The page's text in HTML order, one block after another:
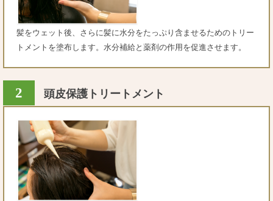
髪をウェット後、さらに髪に水分をたっぷり含ませるためのトリー
トメントを塗布します。水分補給と薬剤の作用を促進させます。
2 頭皮保護トリートメント